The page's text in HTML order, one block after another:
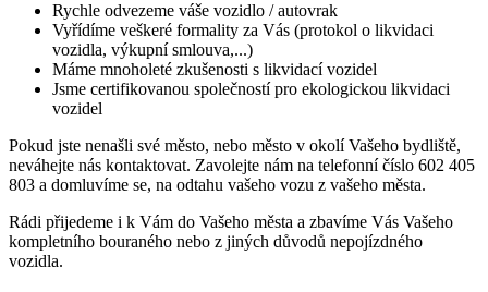
Rychle odvezeme váše vozidlo / autovrak
Vyřídíme veškeré formality za Vás (protokol o likvidaci
vozidla, výkupní smlouva,...)
Máme mnoholeté zkušenosti s likvidací vozidel
Jsme certifikovanou společností pro ekologickou likvidaci
vozidel
Pokud jste nenašli své město, nebo město v okolí Vašeho bydliště,
neváhejte nás kontaktovat. Zavolejte nám na telefonní číslo 602 405
803 a domluvíme se, na odtahu vašeho vozu z vašeho města.
Rádi přijedeme i k Vám do Vašeho města a zbavíme Vás Vašeho
kompletního bouraného nebo z jiných důvodů nepojízdného
vozidla.